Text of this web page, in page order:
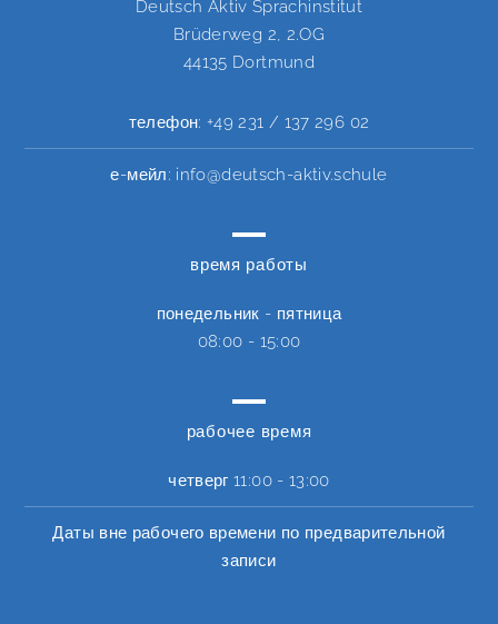
Deutsch Aktiv Sprachinstitut
Brüderweg 2, 2.OG
44135 Dortmund
телефон: +49 231 / 137 296 02
е-мейл: info@deutsch-aktiv.schule
время работы
понедельник - пятница
08:00 - 15:00
рабочее время
четверг11:00 - 13:00
Даты вне рабочего времени по предварительной
записи